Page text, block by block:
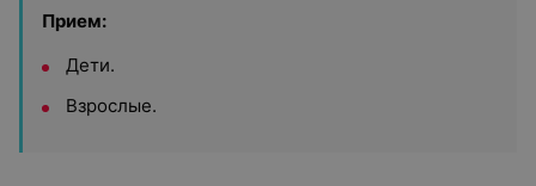
Прием:
Дети.
Взрослые.